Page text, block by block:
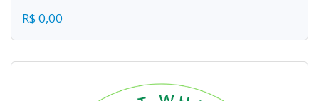
R$ 0,00